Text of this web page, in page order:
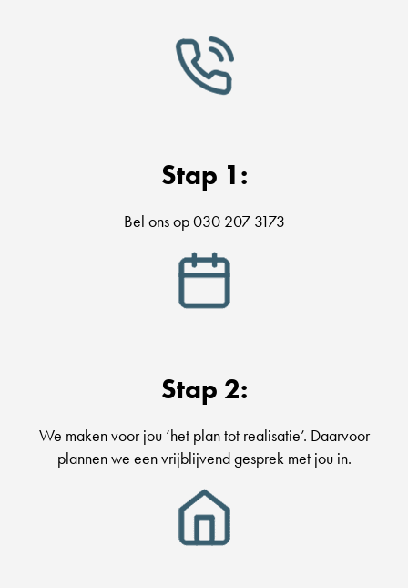
Stap 1:
Bel ons op 030 207 3173
Stap 2:
We maken voor jou ‘het plan tot realisatie’. Daarvoor
plannen we een vrijblijvend gesprek met jou in.